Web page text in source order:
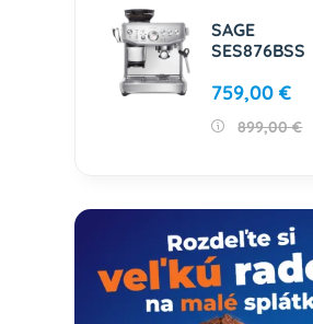
SAGE
SES876BSS
759,00 €
899,00 €